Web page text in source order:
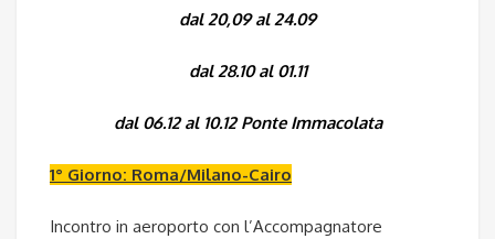
dal 20,09 al 24.09
dal 28.10 al 01.11
dal 06.12 al 10.12 Ponte Immacolata
1° Giorno: Roma/Milano-Cairo
Incontro in aeroporto con l’Accompagnatore